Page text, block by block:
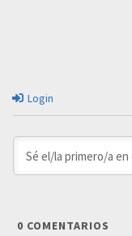
Login
0 COMENTARIOS